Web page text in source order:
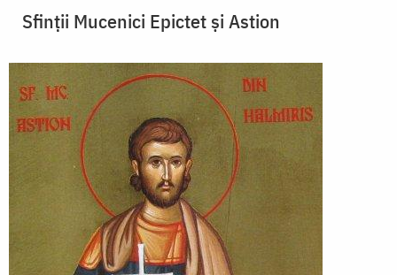
Sfinții Mucenici Epictet și Astion